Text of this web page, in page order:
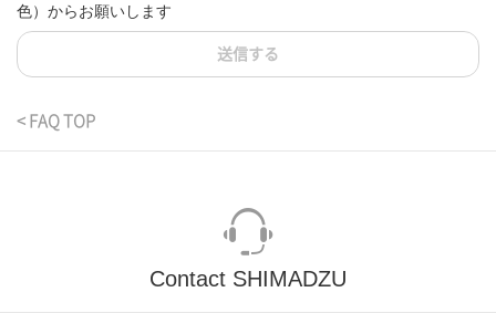
色）からお願いします
送信する
< FAQ TOP
Contact SHIMADZU